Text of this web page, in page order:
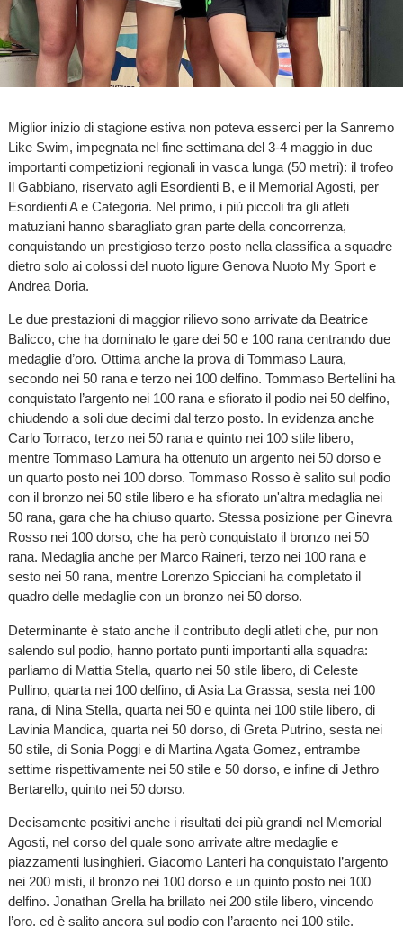
Miglior inizio di stagione estiva non poteva esserci per la Sanremo
Like Swim, impegnata nel fine settimana del 3-4 maggio in due
importanti competizioni regionali in vasca lunga (50 metri): il trofeo
Il Gabbiano, riservato agli Esordienti B, e il Memorial Agosti, per
Esordienti A e Categoria. Nel primo, i più piccoli tra gli atleti
matuziani hanno sbaragliato gran parte della concorrenza,
conquistando un prestigioso terzo posto nella classifica a squadre
dietro solo ai colossi del nuoto ligure Genova Nuoto My Sport e
Andrea Doria.
Le due prestazioni di maggior rilievo sono arrivate da Beatrice
Balicco, che ha dominato le gare dei 50 e 100 rana centrando due
medaglie d’oro. Ottima anche la prova di Tommaso Laura,
secondo nei 50 rana e terzo nei 100 delfino. Tommaso Bertellini ha
conquistato l’argento nei 100 rana e sfiorato il podio nei 50 delfino,
chiudendo a soli due decimi dal terzo posto. In evidenza anche
Carlo Torraco, terzo nei 50 rana e quinto nei 100 stile libero,
mentre Tommaso Lamura ha ottenuto un argento nei 50 dorso e
un quarto posto nei 100 dorso. Tommaso Rosso è salito sul podio
con il bronzo nei 50 stile libero e ha sfiorato un'altra medaglia nei
50 rana, gara che ha chiuso quarto. Stessa posizione per Ginevra
Rosso nei 100 dorso, che ha però conquistato il bronzo nei 50
rana. Medaglia anche per Marco Raineri, terzo nei 100 rana e
sesto nei 50 rana, mentre Lorenzo Spicciani ha completato il
quadro delle medaglie con un bronzo nei 50 dorso.
Determinante è stato anche il contributo degli atleti che, pur non
salendo sul podio, hanno portato punti importanti alla squadra:
parliamo di Mattia Stella, quarto nei 50 stile libero, di Celeste
Pullino, quarta nei 100 delfino, di Asia La Grassa, sesta nei 100
rana, di Nina Stella, quarta nei 50 e quinta nei 100 stile libero, di
Lavinia Mandica, quarta nei 50 dorso, di Greta Putrino, sesta nei
50 stile, di Sonia Poggi e di Martina Agata Gomez, entrambe
settime rispettivamente nei 50 stile e 50 dorso, e infine di Jethro
Bertarello, quinto nei 50 dorso.
Decisamente positivi anche i risultati dei più grandi nel Memorial
Agosti, nel corso del quale sono arrivate altre medaglie e
piazzamenti lusinghieri. Giacomo Lanteri ha conquistato l’argento
nei 200 misti, il bronzo nei 100 dorso e un quinto posto nei 100
delfino. Jonathan Grella ha brillato nei 200 stile libero, vincendo
l’oro, ed è salito ancora sul podio con l’argento nei 100 stile,